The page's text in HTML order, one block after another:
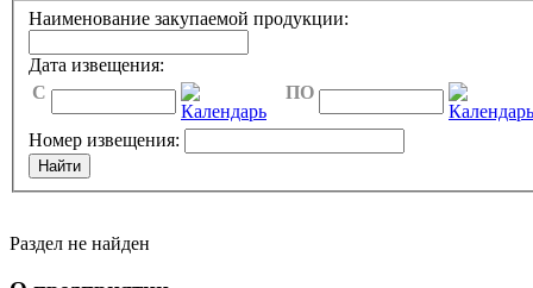
Наименование закупаемой продукции:
Дата извещения:
C
ПО
Номер извещения:
Раздел не найден